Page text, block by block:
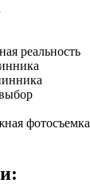
реальность
фотосъемка